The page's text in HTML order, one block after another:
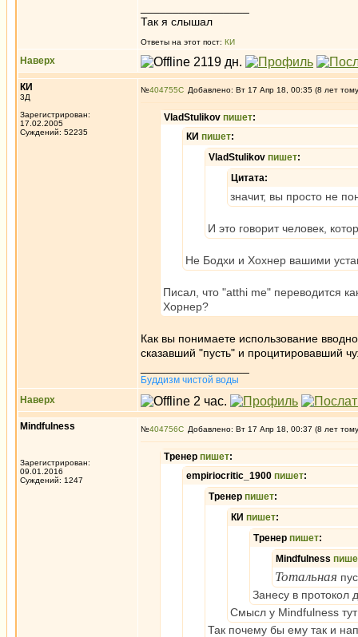
Так я слышал
Ответы на этот пост: КИ
Наверх
КИ
3Д
Зарегистрирован:
17.02.2005
Суждений: 52235
№404755 Добавлено: Вт 17 Апр 18, 00:35 (8 лет
VladStulikov пишет:
КИ пишет:
VladStulikov пишет:
Цитата:
значит, вы просто не
И это говорит человек,
Не Бодхи и Хохнер вашими
Писал, что "atthi me" переводится
Хорнер?
Как вы понимаете использование
сказавший "пусть" и процитировавший
Буддизм чистой воды
Наверх
Mindfulness
Зарегистрирован:
09.01.2016
Суждений: 1247
№404756 Добавлено: Вт 17 Апр 18, 00:37 (8 лет
Тренер пишет:
empiriocritic_1900 пишет:
Тренер пишет:
КИ пишет:
Тренер пишет:
Mindfulness
Тотальная
Занесу в протокол
Смысл у Mindfulness
Так почему бы ему так и